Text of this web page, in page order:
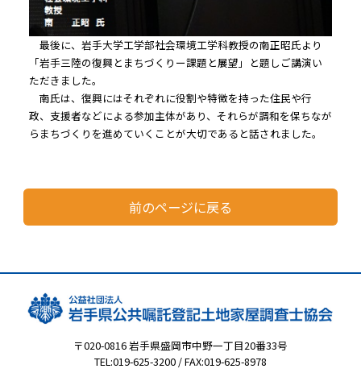
最後に、岩手大学工学部社会環境工学科教授の南正昭氏より
「岩手三陸の復興とまちづくりー課題と展望」と題しご講演い
ただきました。
南氏は、復興にはそれぞれに役割や特徴を持った住民や行
政、支援者などによる参加主体があり、それらが調和を保ちなが
らまちづくりを進めていくことが大切であると話されました。
前のページに戻る
〒020-0816 岩手県盛岡市中野一丁目20番33号
TEL:019-625-3200 / FAX:019-625-8978